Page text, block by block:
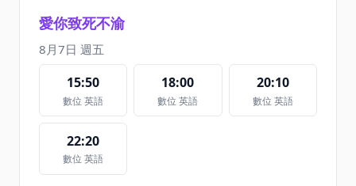
愛你致死不渝
8月7日 週五
15:50
數位 英語
18:00
數位 英語
20:10
數位 英語
22:20
數位 英語